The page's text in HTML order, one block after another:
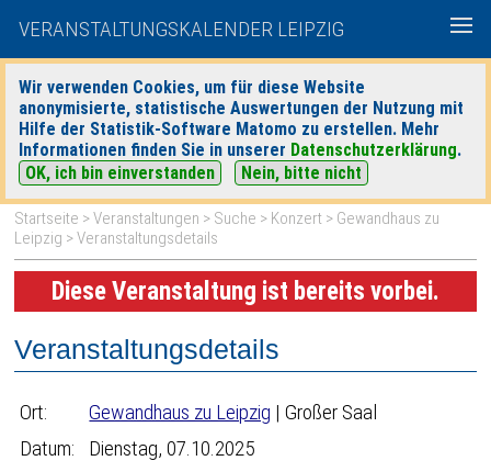
VERANSTALTUNGSKALENDER LEIPZIG
Wir verwenden Cookies, um für diese Website
anonymisierte, statistische Auswertungen der Nutzung mit
Hilfe der Statistik-Software Matomo zu erstellen. Mehr
Informationen finden Sie in unserer Datenschutzerklärung.
OK, ich bin einverstanden
Nein, bitte nicht
heute|morgen| Detaillierte Suche
Startseite >Veranstaltungen > Suche > Konzert > Gewandhaus zu
Leipzig > Veranstaltungsdetails
Diese Veranstaltung ist bereits vorbei.
Veranstaltungsdetails
Ort: Gewandhaus zu Leipzig | Großer Saal
Datum:
Dienstag, 07.10.2025